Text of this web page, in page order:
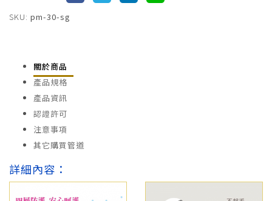
SKU: pm-30-sg
關於商品
產品規格
產品資訊
認證許可
注意事項
其它購買管道
詳細內容：